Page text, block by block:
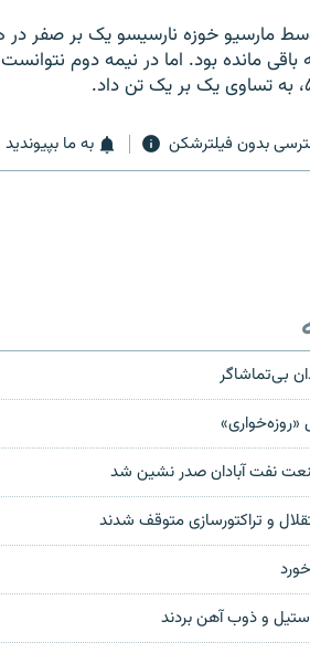
مارسيو خوزه نارسيسو يک بر صفر در
مانده بود. اما در نيمه دوم
بدون فیلترشکن به ما بپیوندید
بی‌تماشاگر
«روزه‌خواری»
صنعت نفت آبادان صدر نشين شد
و تراکتورسازی متوقف شدند
و ذوب آهن بردند